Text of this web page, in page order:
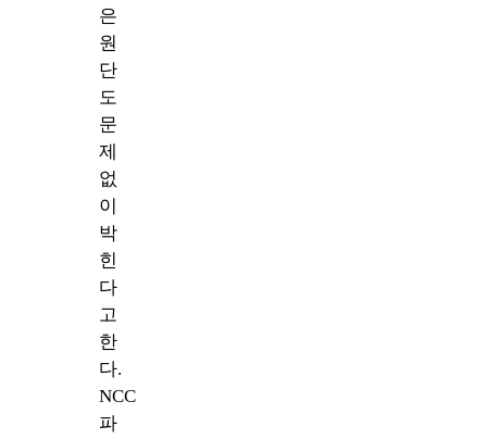
은
원
단
도
문
제
없
이
박
힌
다
고
한
다.
NCC
파